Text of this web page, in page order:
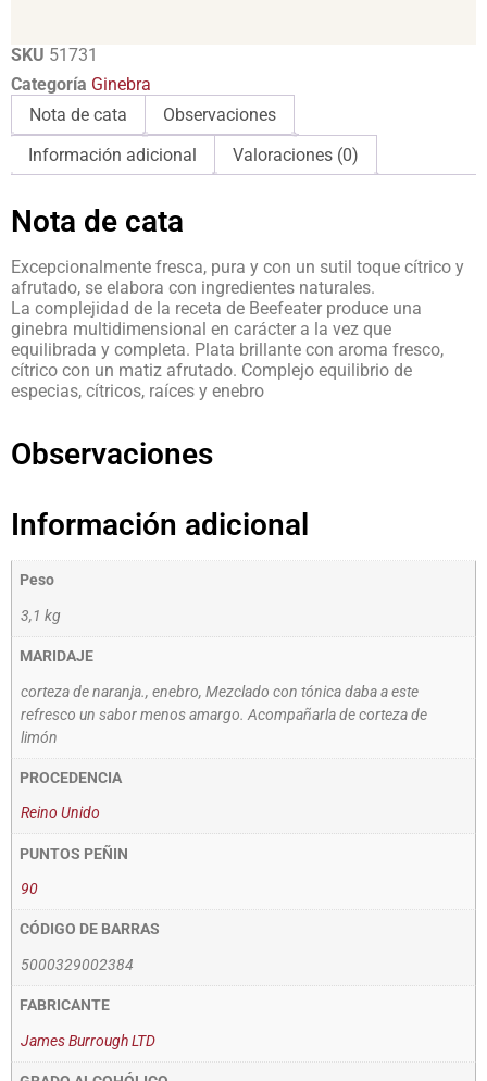
SKU 51731
Categoría Ginebra
Nota de cata
Observaciones
Información adicional
Valoraciones (0)
Nota de cata
Excepcionalmente fresca, pura y con un sutil toque cítrico y
afrutado, se elabora con ingredientes naturales.
La complejidad de la receta de Beefeater produce una
ginebra multidimensional en carácter a la vez que
equilibrada y completa. Plata brillante con aroma fresco,
cítrico con un matiz afrutado. Complejo equilibrio de
especias, cítricos, raíces y enebro
Observaciones
Información adicional
Peso
3,1 kg
MARIDAJE
corteza de naranja., enebro, Mezclado con tónica daba a este
refresco un sabor menos amargo. Acompañarla de corteza de
limón
PROCEDENCIA
Reino Unido
PUNTOS PEÑIN
90
CÓDIGO DE BARRAS
5000329002384
FABRICANTE
James Burrough LTD